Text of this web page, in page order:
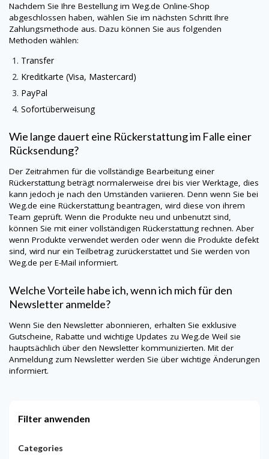
Nachdem Sie Ihre Bestellung im Weg.de Online-Shop
abgeschlossen haben, wählen Sie im nächsten Schritt Ihre
Zahlungsmethode aus. Dazu können Sie aus folgenden
Methoden wählen:
Transfer
Kreditkarte (Visa, Mastercard)
PayPal
Sofortüberweisung
Wie lange dauert eine Rückerstattung im Falle einer
Rücksendung?
Der Zeitrahmen für die vollständige Bearbeitung einer
Rückerstattung beträgt normalerweise drei bis vier Werktage, dies
kann jedoch je nach den Umständen variieren. Denn wenn Sie bei
Weg.de eine Rückerstattung beantragen, wird diese von ihrem
Team geprüft. Wenn die Produkte neu und unbenutzt sind,
können Sie mit einer vollständigen Rückerstattung rechnen. Aber
wenn Produkte verwendet werden oder wenn die Produkte defekt
sind, wird nur ein Teilbetrag zurückerstattet und Sie werden von
Weg.de per E-Mail informiert.
Welche Vorteile habe ich, wenn ich mich für den
Newsletter anmelde?
Wenn Sie den Newsletter abonnieren, erhalten Sie exklusive
Gutscheine, Rabatte und wichtige Updates zu Weg.de Weil sie
hauptsächlich über den Newsletter kommunizierten. Mit der
Anmeldung zum Newsletter werden Sie über wichtige Änderungen
informiert.
Filter anwenden
Categories